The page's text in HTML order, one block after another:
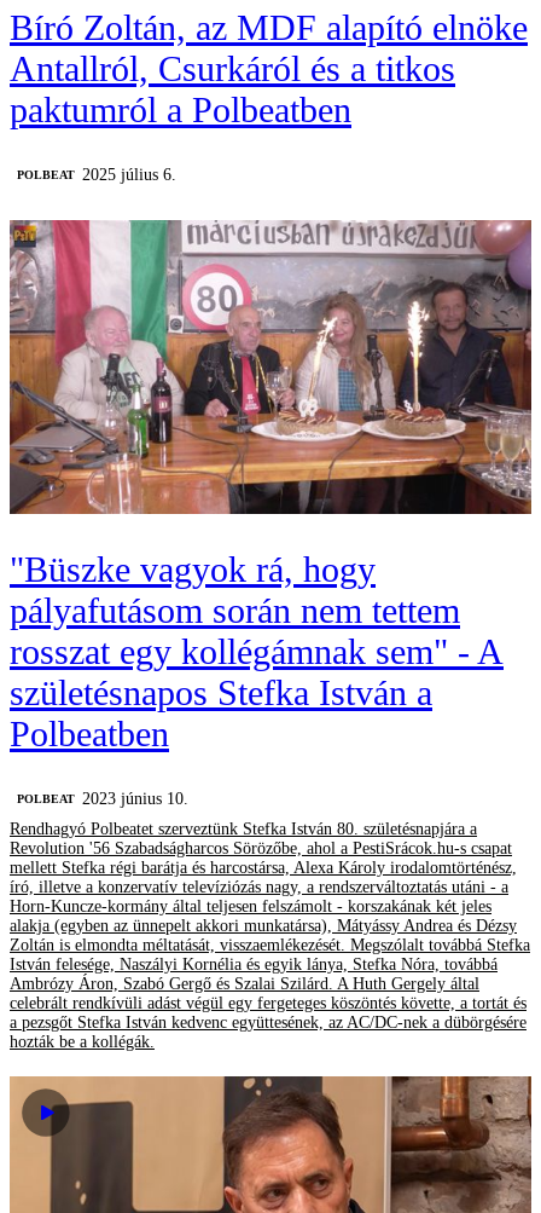
Bíró Zoltán, az MDF alapító elnöke
Antallról, Csurkáról és a titkos
paktumról a Polbeatben
‎POLBEAT 2025 július 6.
"Büszke vagyok rá, hogy
pályafutásom során nem tettem
rosszat egy kollégámnak sem" - A
születésnapos Stefka István a
Polbeatben
‎POLBEAT 2023 június 10.
Rendhagyó Polbeatet szerveztünk Stefka István 80. születésnapjára a
Revolution '56 Szabadságharcos Sörözőbe, ahol a PestiSrácok.hu-s csapat
mellett Stefka régi barátja és harcostársa, Alexa Károly irodalomtörténész,
író, illetve a konzervatív televíziózás nagy, a rendszerváltoztatás utáni - a
Horn-Kuncze-kormány által teljesen felszámolt - korszakának két jeles
alakja (egyben az ünnepelt akkori munkatársa), Mátyássy Andrea és Dézsy
Zoltán is elmondta méltatását, visszaemlékezését. Megszólalt továbbá Stefka
István felesége, Naszályi Kornélia és egyik lánya, Stefka Nóra, továbbá
Ambrózy Áron, Szabó Gergő és Szalai Szilárd. A Huth Gergely által
celebrált rendkívüli adást végül egy fergeteges köszöntés követte, a tortát és
a pezsgőt Stefka István kedvenc együttesének, az AC/DC-nek a dübörgésére
hozták be a kollégák.